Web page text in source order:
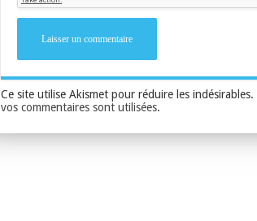
Ce site utilise Akismet pour réduire les indésirables.
vos commentaires sont utilisées.